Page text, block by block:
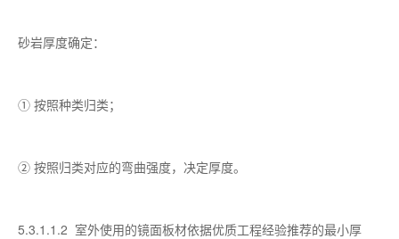
砂岩厚度确定：
① 按照种类归类；
② 按照归类对应的弯曲强度，决定厚度。
5.3.1.1.2 室外使用的镜面板材依据优质工程经验推荐的最小厚